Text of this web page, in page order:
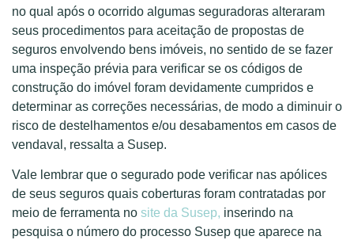
no qual após o ocorrido algumas seguradoras alteraram
seus procedimentos para aceitação de propostas de
seguros envolvendo bens imóveis, no sentido de se fazer
uma inspeção prévia para verificar se os códigos de
construção do imóvel foram devidamente cumpridos e
determinar as correções necessárias, de modo a diminuir o
risco de destelhamentos e/ou desabamentos em casos de
vendaval, ressalta a Susep.
Vale lembrar que o segurado pode verificar nas apólices
de seus seguros quais coberturas foram contratadas por
meio de ferramenta no site da Susep, inserindo na
pesquisa o número do processo Susep que aparece na